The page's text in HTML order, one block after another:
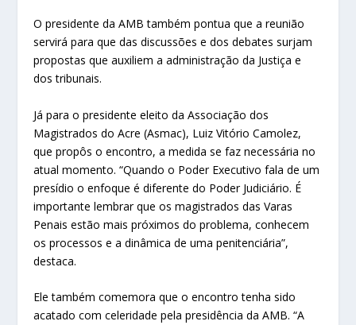
O presidente da AMB também pontua que a reunião
servirá para que das discussões e dos debates surjam
propostas que auxiliem a administração da Justiça e
dos tribunais.
Já para o presidente eleito da Associação dos
Magistrados do Acre (Asmac), Luiz Vitório Camolez,
que propôs o encontro, a medida se faz necessária no
atual momento. “Quando o Poder Executivo fala de um
presídio o enfoque é diferente do Poder Judiciário. É
importante lembrar que os magistrados das Varas
Penais estão mais próximos do problema, conhecem
os processos e a dinâmica de uma penitenciária”,
destaca.
Ele também comemora que o encontro tenha sido
acatado com celeridade pela presidência da AMB. “A